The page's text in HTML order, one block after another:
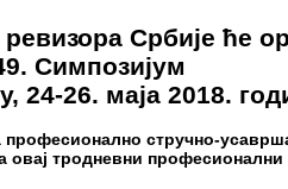
Србије ће
Симпозијум
24-26. маја 2018.
професионално стручно-
овај тродневни професионални